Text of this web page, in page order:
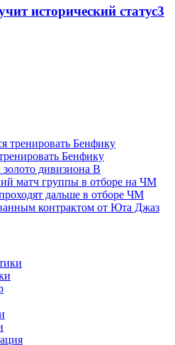
исторический статус3
Бенфику
дивизиона В
матч группы в отборе на ЧМ
дальше в отборе ЧМ
контрактом от Юта Джаз